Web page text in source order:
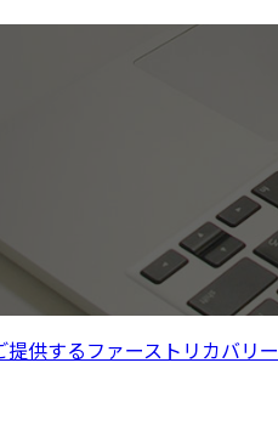
供するファーストリカバリー